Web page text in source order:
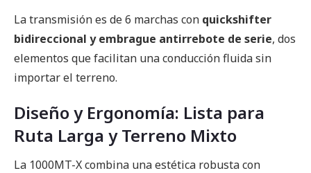
La transmisión es de 6 marchas con quickshifter
bidireccional y embrague antirrebote de serie, dos
elementos que facilitan una conducción fluida sin
importar el terreno.
Diseño y Ergonomía: Lista para
Ruta Larga y Terreno Mixto
La 1000MT-X combina una estética robusta con